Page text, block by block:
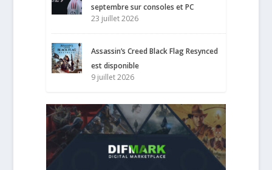
septembre sur consoles et PC
23 juillet 2026
Assassin’s Creed Black Flag Resynced
est disponible
9 juillet 2026